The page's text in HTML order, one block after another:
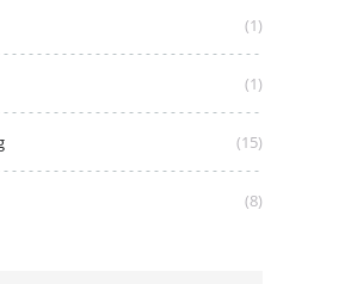
(1)
(1)
(15)
(8)